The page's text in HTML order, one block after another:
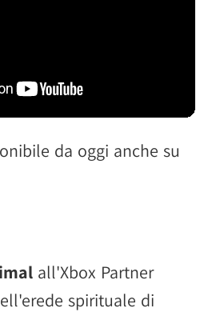
da oggi anche su
all'Xbox Partner
spirituale di